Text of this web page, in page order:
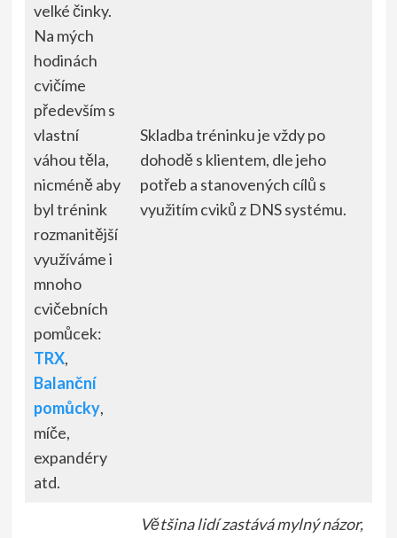
velké činky.
Na mých
hodinách
cvičíme
především s
vlastní
váhou těla,
nicméně aby
byl trénink
rozmanitější
využíváme i
mnoho
cvičebních
pomůcek:
TRX,
Balanční
pomůcky,
míče,
expandéry
atd.
Skladba tréninku je vždy po
dohodě s klientem, dle jeho
potřeb a stanovených cílů s
využitím cviků z DNS systému.
Většina lidí zastává mylný názor,